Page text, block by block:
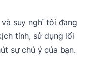
suy nghĩ tôi đang
tính, sử dụng lối
sự chú ý của bạn.